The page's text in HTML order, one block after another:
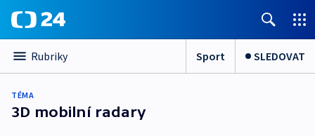
Rubriky Sport SLEDOVAT
TÉMA
3D mobilní radary